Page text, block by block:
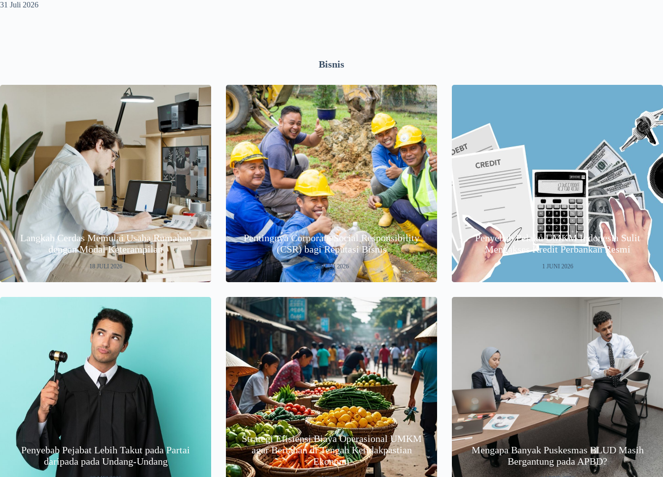
31 Juli 2026
Bisnis
Langkah Cerdas Memulai Usaha Rumahan
dengan Modal Keterampilan
18 JULI 2026
Pentingnya Corporate Social Responsibility
(CSR) bagi Reputasi Bisnis
20 JUNI 2026
Penyebab Pelaku UMKM Indonesia Sulit
Mengakses Kredit Perbankan Resmi
1 JUNI 2026
Penyebab Pejabat Lebih Takut pada Partai
daripada pada Undang-Undang
Strategi Efisiensi Biaya Operasional UMKM
agar Bertahan di Tengah Ketidakpastian
Ekonomi
Mengapa Banyak Puskesmas BLUD Masih
Bergantung pada APBD?